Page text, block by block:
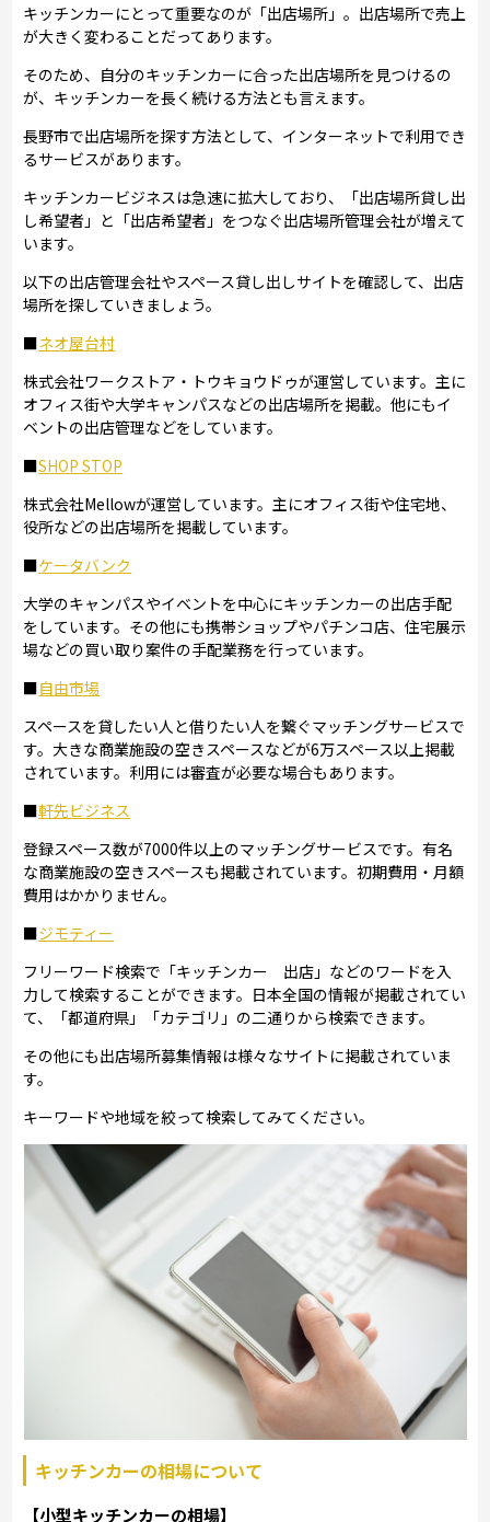
キッチンカーにとって重要なのが「出店場所」。出店場所で売上
が大きく変わることだってあります。
そのため、自分のキッチンカーに合った出店場所を見つけるの
が、キッチンカーを長く続ける方法とも言えます。
長野市で出店場所を探す方法として、インターネットで利用でき
るサービスがあります。
キッチンカービジネスは急速に拡大しており、「出店場所貸し出
し希望者」と「出店希望者」をつなぐ出店場所管理会社が増えて
います。
以下の出店管理会社やスペース貸し出しサイトを確認して、出店
場所を探していきましょう。
■ネオ屋台村
株式会社ワークストア・トウキョウドゥが運営しています。主に
オフィス街や大学キャンパスなどの出店場所を掲載。他にもイ
ベントの出店管理などをしています。
■SHOP STOP
株式会社Mellowが運営しています。主にオフィス街や住宅地、
役所などの出店場所を掲載しています。
■ケータバンク
大学のキャンパスやイベントを中心にキッチンカーの出店手配
をしています。その他にも携帯ショップやパチンコ店、住宅展示
場などの買い取り案件の手配業務を行っています。
■自由市場
スペースを貸したい人と借りたい人を繋ぐマッチングサービスで
す。大きな商業施設の空きスペースなどが6万スペース以上掲載
されています。利用には審査が必要な場合もあります。
■軒先ビジネス
登録スペース数が7000件以上のマッチングサービスです。有名
な商業施設の空きスペースも掲載されています。初期費用・月額
費用はかかりません。
■ジモティー
フリーワード検索で「キッチンカー 出店」などのワードを入
力して検索することができます。日本全国の情報が掲載されてい
て、「都道府県」「カテゴリ」の二通りから検索できます。
その他にも出店場所募集情報は様々なサイトに掲載されていま
す。
キーワードや地域を絞って検索してみてください。
キッチンカーの相場について
【小型キッチンカーの相場】